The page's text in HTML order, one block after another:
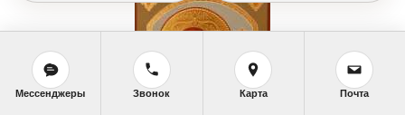
Мессенджеры Звонок Карта Почта